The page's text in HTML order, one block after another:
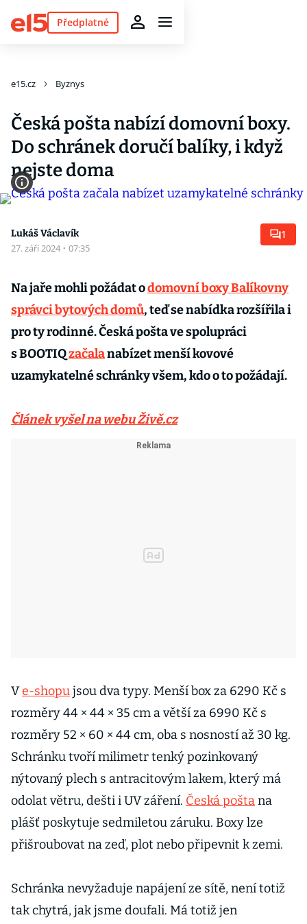
Předplatné
e15.cz Byznys
Česká pošta nabízí domovní boxy.
Do schránek doručí balíky, i když
nejste doma
Lukáš Václavík
27. září 2024 · 07:35
1
Na jaře mohli požádat odomovní boxy Balíkovny
správci bytových domů, teď se nabídka rozšířila i
pro ty rodinné. Česká pošta ve spolupráci
s BOOTIQzačalanabízet menší kovové
uzamykatelné schránky všem, kdo o to požádají.
Článek vyšel na webu Živě.cz
Ve-shopujsou dva typy. Menší box za 6290 Kč s
rozměry 44 × 44 × 35 cm a větší za 6990 Kč s
rozměry 52 × 60 × 44 cm, oba s nosností až 30 kg.
Schránku tvoří milimetr tenký pozinkovaný
nýtovaný plech s antracitovým lakem, který má
odolat větru, dešti i UV záření. Česká poštana
plášť poskytuje sedmiletou záruku. Boxy lze
přišroubovat na zeď, plot nebo připevnit k zemi.
Schránka nevyžaduje napájení ze sítě, není totiž
tak chytrá, jak jsme doufali. Má totiž jen